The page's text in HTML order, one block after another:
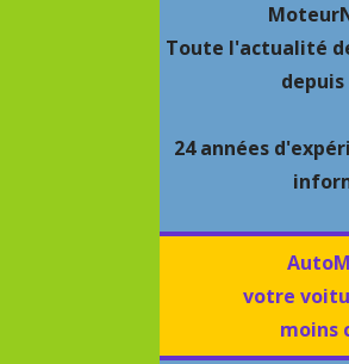
Toute l'actualité
depuis
24 années
votre
moins